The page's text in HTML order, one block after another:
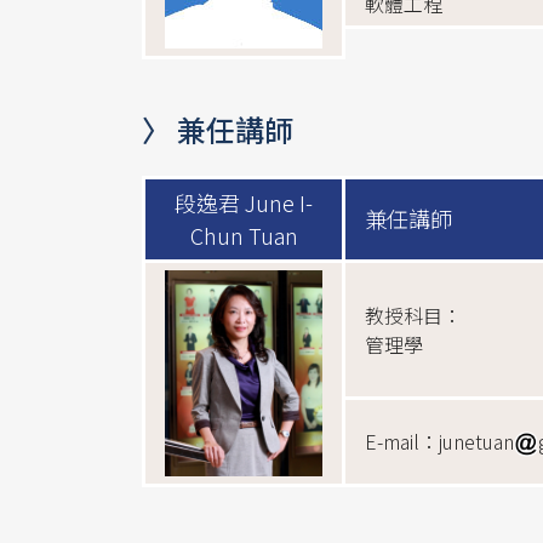
〉 兼任講師
段逸君 June I-
Chun Tuan
兼任講師
教授科目：
管理學
E-mail：junetuan